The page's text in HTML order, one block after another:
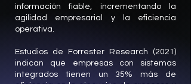
información fiable, incrementando la
agilidad empresarial y la eficiencia
operativa.
Estudios de Forrester Research (2021)
indican que empresas con sistemas
integrados tienen un 35% más de